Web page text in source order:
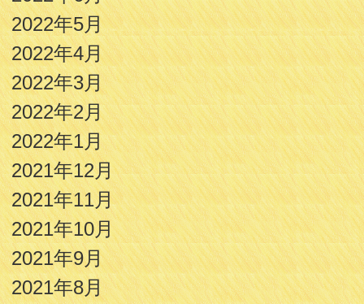
2022年5月
2022年4月
2022年3月
2022年2月
2022年1月
2021年12月
2021年11月
2021年10月
2021年9月
2021年8月